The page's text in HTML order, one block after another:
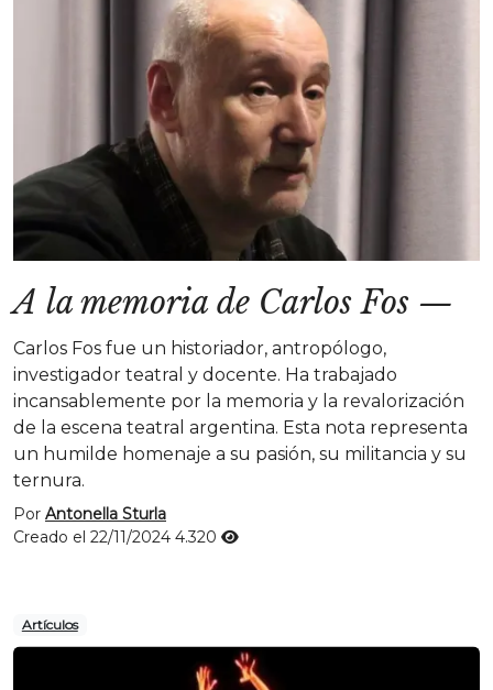
A la memoria de Carlos Fos —
Carlos Fos fue un historiador, antropólogo,
investigador teatral y docente. Ha trabajado
incansablemente por la memoria y la revalorización
de la escena teatral argentina. Esta nota representa
un humilde homenaje a su pasión, su militancia y su
ternura.
Por Antonella Sturla
Creado el 22/11/2024 4.320
Artículos